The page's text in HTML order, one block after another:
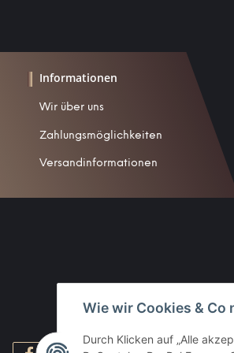
Informationen
Wir über uns
Zahlungsmöglichkeiten
Versandinformationen
Wie wir Cookies & Co
Durch Klicken auf „Alle